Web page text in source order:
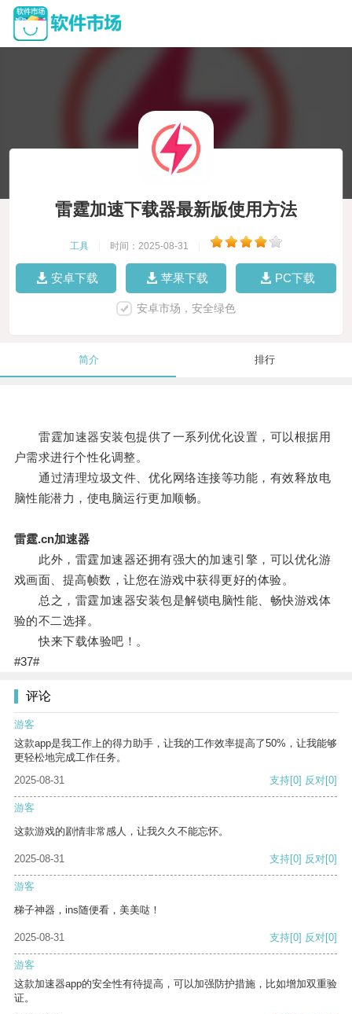
雷霆加速下载器最新版使用方法
工具 时间：2025-08-31
安卓下载 苹果下载 PC下载
安卓市场，安全绿色
简介 排行
雷霆加速器安装包提供了一系列优化设置，可以根据用
户需求进行个性化调整。
通过清理垃圾文件、优化网络连接等功能，有效释放电
脑性能潜力，使电脑运行更加顺畅。
雷霆.cn加速器
此外，雷霆加速器还拥有强大的加速引擎，可以优化游
戏画面、提高帧数，让您在游戏中获得更好的体验。
总之，雷霆加速器安装包是解锁电脑性能、畅快游戏体
验的不二选择。
快来下载体验吧！。
#37#
评论
游客
这款app是我工作上的得力助手，让我的工作效率提高了50%，让我能够
更轻松地完成工作任务。
2025-08-31
支持[0] 反对[0]
游客
这款游戏的剧情非常感人，让我久久不能忘怀。
2025-08-31 支持[0] 反对[0]
游客
梯子神器，ins随便看，美美哒！
2025-08-31 支持[0] 反对[0]
游客
这款加速器app的安全性有待提高，可以加强防护措施，比如增加双重验
证。